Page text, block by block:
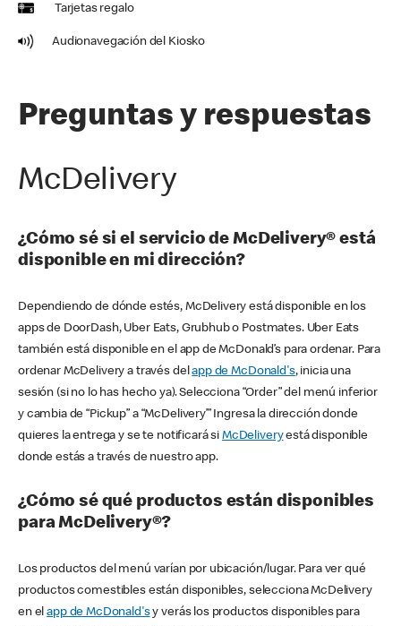
Tarjetas regalo
Audionavegación del Kiosko
Preguntas y respuestas
McDelivery
¿Cómo sé si el servicio de McDelivery® está
disponible en mi dirección?
Dependiendo de dónde estés, McDelivery está disponible en los
apps de DoorDash, Uber Eats, Grubhub o Postmates. Uber Eats
también está disponible en el app de McDonald’s para ordenar. Para
ordenar McDelivery a través delapp de McDonald's, inicia una
sesión (si no lo has hecho ya). Selecciona “Order” del menú inferior
y cambia de “Pickup” a “McDelivery’” Ingresa la dirección donde
quieres la entrega y se te notificará si McDeliveryestá disponible
donde estás a través de nuestro app.
¿Cómo sé qué productos están disponibles
para McDelivery®?
Los productos del menú varían por ubicación/lugar. Para ver qué
productos comestibles están disponibles, selecciona McDelivery
en elapp de McDonald'sy verás los productos disponibles para